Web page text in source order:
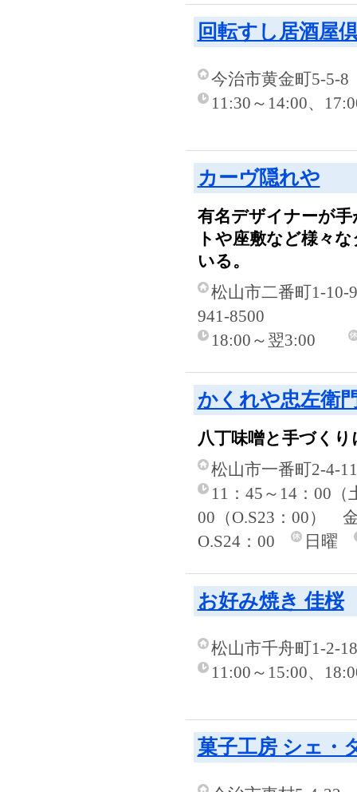
回転すし居酒屋
今治市黄金町5-5-8
11:30～14:00、
カーヴ隠れや
有名デザイナーが
トや座敷など様々
いる。
松山市二番町1-10-
941-8500
18:00～翌3:00
かくれや忠左衛
八丁味噌と手づく
松山市一番町2-4-11
11：45～14：00（
00（O.S23：00）
O.S24：00
日曜
お好み焼き 佳桜
松山市千舟町1-2-18
11:00～15:00、
菓子工房 シェ・